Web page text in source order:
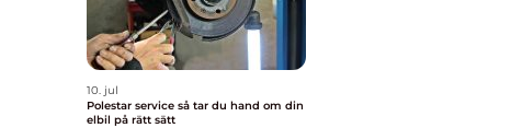
10. jul
Polestar service så tar du hand om din
elbil på rätt sätt